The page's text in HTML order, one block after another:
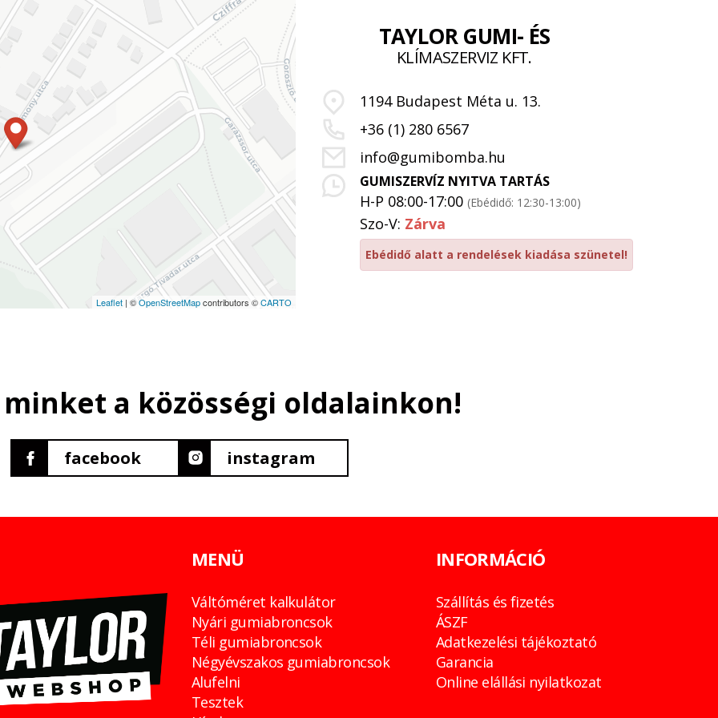
Leaflet | ©OpenStreetMapcontributors ©CARTO
TAYLOR GUMI- ÉS
KLÍMASZERVIZ KFT.
1194 Budapest Méta u. 13.
+36 (1) 280 6567
info@gumibomba.hu
GUMISZERVÍZ NYITVA TARTÁS
H-P 08:00-17:00 (Ebédidő: 12:30-13:00)
Szo-V: Zárva
Ebédidő alatt a rendelések kiadása szünetel!
minket a közösségi oldalainkon!
facebook instagram
MENÜ
Váltóméret kalkulátor
Nyári gumiabroncsok
Téli gumiabroncsok
Négyévszakos gumiabroncsok
Alufelni
Tesztek
INFORMÁCIÓ
Szállítás és fizetés
ÁSZF
Adatkezelési tájékoztató
Garancia
Online elállási nyilatkozat